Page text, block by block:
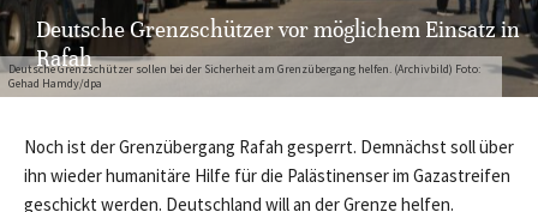
Deutsche Grenzschützer sollen bei der Sicherheit am Grenzübergang helfen. (Archivbild) Foto:
Gehad Hamdy/dpa
Deutsche Grenzschützer vor möglichem Einsatz in
Rafah
Noch ist der Grenzübergang Rafah gesperrt. Demnächst soll über
ihn wieder humanitäre Hilfe für die Palästinenser im Gazastreifen
geschickt werden. Deutschland will an der Grenze helfen.